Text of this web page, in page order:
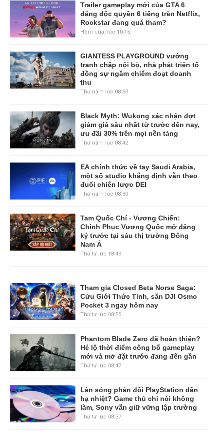
Trailer gameplay mới của GTA 6
đăng độc quyền 6 tiếng trên Netflix,
Rockstar đang quá tham?
Hôm qua, lúc 10:15
GIANTESS PLAYGROUND vướng
tranh chấp nội bộ, nhà phát triển tố
đồng sự ngầm chiếm đoạt doanh
thu
Thứ năm lúc 08:50
Black Myth: Wukong xác nhận đợt
giảm giá sâu nhất từ trước đến nay,
ưu đãi 30% trên mọi nền tảng
Thứ năm lúc 08:42
EA chính thức về tay Saudi Arabia,
một số studio khẳng định vẫn theo
đuổi chiến lược DEI
Thứ năm lúc 08:30
Tam Quốc Chí - Vương Chiến:
Chinh Phục Vương Quốc mở đăng
ký trước tại sáu thị trường Đông
Nam Á
Thứ tư lúc 18:49
Tham gia Closed Beta Norse Saga:
Cửu Giới Thức Tỉnh, săn DJI Osmo
Pocket 3 ngay hôm nay
Thứ tư lúc 08:55
Phantom Blade Zero đã hoàn thiện?
Hé lộ thời điểm công bố gameplay
mới và mở đặt trước đang đến gần
Thứ tư lúc 08:47
Làn sóng phản đối PlayStation dần
hạ nhiệt? Game thủ chỉ nói không
làm, Sony vẫn giữ vững lập trường
Thứ tư lúc 08:37